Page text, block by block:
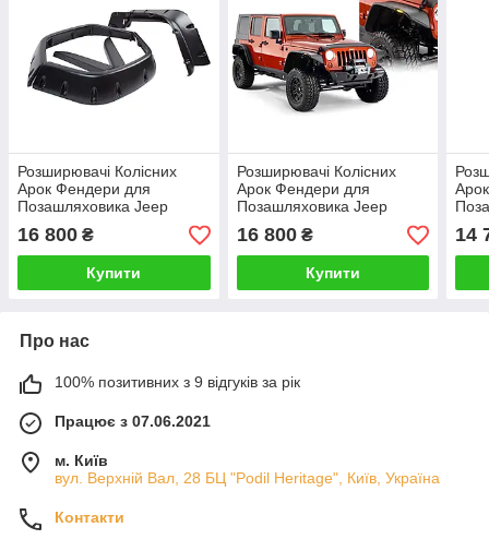
Розширювачі Колісних
Арок Фендери для
Позашляховика Jeep
Wrangler TJ LJ від 1997-
2006г
16 800 ₴
Купити
Розширювачі Колісних
Арок Фендери для
Позашляховика Jeep
Wrangler JK від 2007-
2017г
16 800₴
Купити
року
14
Про нас
100% позитивних з 9 відгуків за рік
Працює з 07.06.2021
м. Київ
вул. Верхній Вал, 28 БЦ "Podil Heritage", Київ, Україна
Контакти